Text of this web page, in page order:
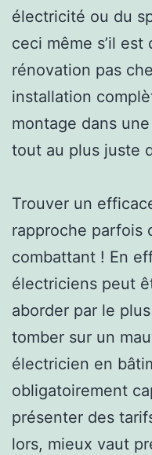
électricité ou du
ceci même s’il est
rénovation pas
installation
montage dans
tout au plus juste
Trouver un
rapproche parfois
combattant ! En
électriciens peut
aborder par le
tomber sur un
électricien en
obligatoirement
présenter des
lors, mieux vaut